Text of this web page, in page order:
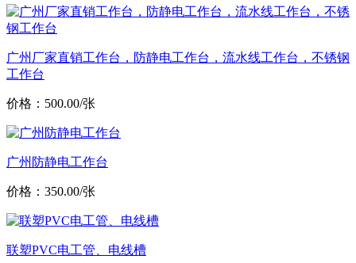
广州厂家直销工作台，防静电工作台，流水线工作台，不锈钢
工作台
价格：500.00/张
广州防静电工作台
价格：350.00/张
联塑PVC电工管、电线槽